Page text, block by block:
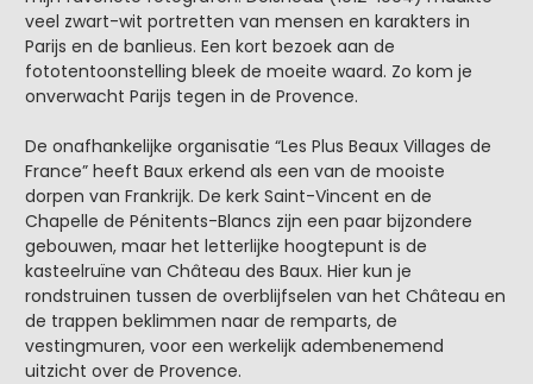
veel zwart-wit portretten van mensen en karakters in
Parijs en de banlieus. Een kort bezoek aan de
fototentoonstelling bleek de moeite waard. Zo kom je
onverwacht Parijs tegen in de Provence.
De onafhankelijke organisatie “Les Plus Beaux Villages de
France” heeft Baux erkend als een van de mooiste
dorpen van Frankrijk. De kerk Saint-Vincent en de
Chapelle de Pénitents-Blancs zijn een paar bijzondere
gebouwen, maar het letterlijke hoogtepunt is de
kasteelruïne van Château des Baux. Hier kun je
rondstruinen tussen de overblijfselen van het Château en
de trappen beklimmen naar de remparts, de
vestingmuren, voor een werkelijk adembenemend
uitzicht over de Provence.